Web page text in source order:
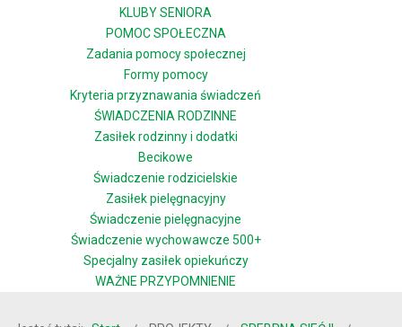
KLUBY SENIORA
POMOC SPOŁECZNA
Zadania pomocy społecznej
Formy pomocy
Kryteria przyznawania świadczeń
ŚWIADCZENIA RODZINNE
Zasiłek rodzinny i dodatki
Becikowe
Świadczenie rodzicielskie
Zasiłek pielęgnacyjny
Świadczenie pielęgnacyjne
Świadczenie wychowawcze 500+
Specjalny zasiłek opiekuńczy
WAŻNE PRZYPOMNIENIE